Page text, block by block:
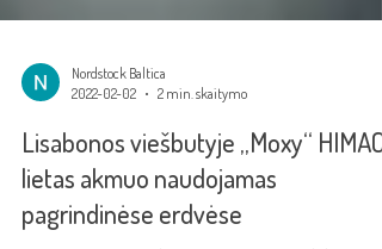
2022-02-02
2 min. skaitymo
Lisabonos viešbutyje „Moxy“ HIMACS
lietas akmuo naudojamas